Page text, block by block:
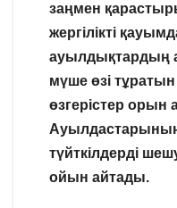
заңмен
жергілікті
ауылдықтардың
мүше өзі
өзгерістер
түйткілдерді
ойын айтады.